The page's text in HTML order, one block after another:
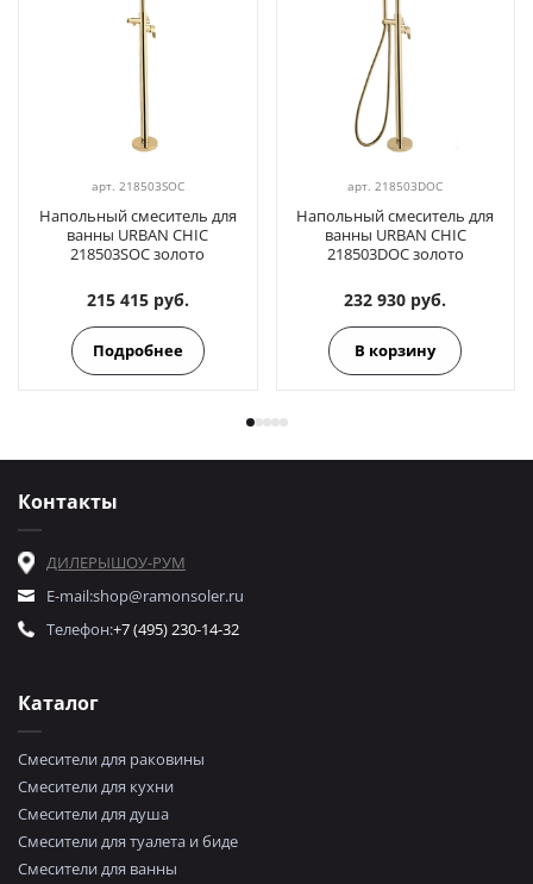
арт. 218503SOC
Напольный смеситель для
ванны URBAN CHIC
218503SOC золото
215 415 руб.
Подробнее
арт.218503DOC
Напольный смеситель для
ванны URBAN CHIC
218503DOC золото
232 930 руб.
В корзину
Каталог
Смесители для раковины
Смесители для кухни
Смесители для душа
Смесители для туалета и биде
Смесители для ванны
Контакты
ДИЛЕРЫШОУ-РУМ
E-mail:shop@ramonsoler.ru
Телефон:+7 (495) 230-14-32